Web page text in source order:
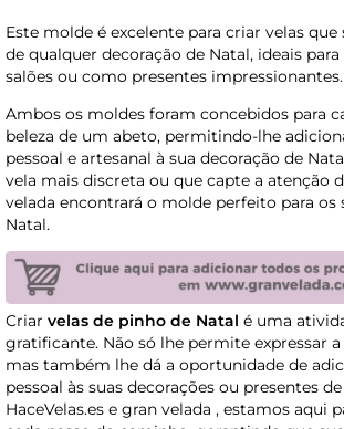
Este molde é excelente para criar velas
de qualquer decoração de Natal, ideais
salões ou como presentes impressionantes.
Ambos os moldes foram concebidos para
beleza de um abeto, permitindo-lhe
pessoal e artesanal à sua decoração de
vela mais discreta ou que capte a atenção
velada encontrará o molde perfeito para os
Natal.
Criar velas de pinho de Natal é uma
gratificante. Não só lhe permite expressar
mas também lhe dá a oportunidade de
pessoal às suas decorações ou presentes
HaceVelas.es e gran velada , estamos aqui